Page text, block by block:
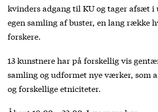
kvinders adgang til KU og tager afsæt i
egen samling af buster, en lang række
forskere.
13 kunstnere har på forskellig vis
samling og udformet nye værker, som
og forskellige etniciteter.